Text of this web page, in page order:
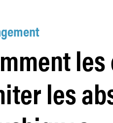
les